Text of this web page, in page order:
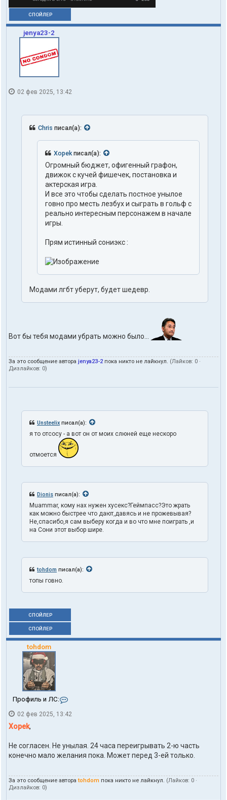
СПОЙЛЕР
jenya23-2
02 фев 2025, 13:42
Chris писал(а):
Xopek писал(а):
Огромный бюджет, офигенный графон,
движок с кучей фишечек, постановка и
актерская игра.
И все это чтобы сделать постное унылое
говно про месть лезбух и сыграть в гольф с
реально интересным персонажем в начале
игры.
Прям истинный сониэкс :
Модами лгбт уберут, будет шедевр.
Вот бы тебя модами убрать можно было...
За это сообщение автора jenya23-2 пока никто не лайкнул. (Лайков: 0 ·
Дизлайков: 0)
Unsteelix писал(а):
я то отсосу - а вот он от моих слюней еще нескоро
отмоется
Dionis писал(а):
Muammar, кому нах нужен хусекс?Геймпасс?Это жрать
как можно быстрее что дают,давясь и не прожевывая?
Не,спасибо,я сам выберу когда и во что мне поиграть ,и
на Сони этот выбор шире.
tohdom писал(а):
топы говно.
СПОЙЛЕР
СПОЙЛЕР
tohdom
Профиль и ЛС:
н
т
ы
л
02 фев 2025, 13:42
Xopek,
Не согласен. Не унылая. 24 часа переигрывать 2-ю часть
конечно мало желания пока. Может перед 3-ей только.
За это сообщение автораtohdom пока никто не лайкнул. (Лайков: 0 ·
Дизлайков: 0)